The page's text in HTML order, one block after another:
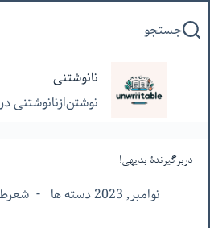
به
جستجو
نانوشتنی
نوشتن‌از‌نانوشتنی‌
دربرگیرندۀ بدیهی!
نوامبر, 2023 دسته ها